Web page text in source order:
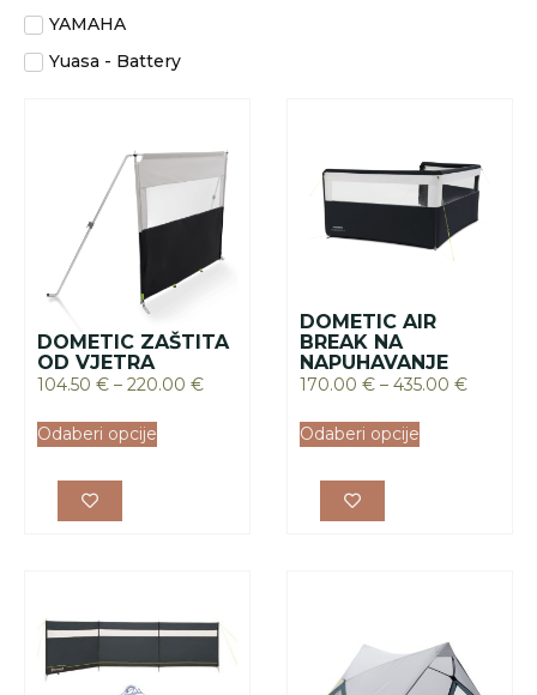
YAMAHA
Yuasa - Battery
DOMETIC ZAŠTITA
OD VJETRA
104.50 € – 220.00 €
Odaberi opcije
DOMETIC AIR
BREAK NA
NAPUHAVANJE
170.00 € – 435.00 €
Odaberi opcije